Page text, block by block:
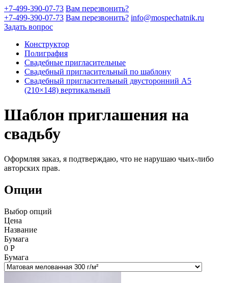
+7-499-390-07-73 Вам перезвонить?
+7-499-390-07-73 Вам перезвонить? info@mospechatnik.ru
Задать вопрос
Конструктор
Полиграфия
Свадебные пригласительные
Свадебный пригласительный по шаблону
Свадебный пригласительный двусторонний A5
(210×148) вертикальный
Шаблон приглашения на
свадьбу
Оформляя заказ, я подтверждаю, что не нарушаю чьих-либо
авторских прав.
Опции
Выбор опций
Цена
Название
Бумага
0 Р
Бумага